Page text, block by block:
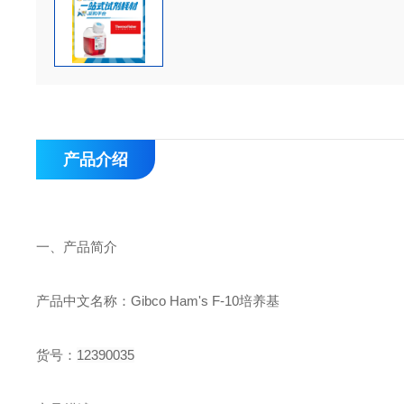
产品介绍
一、 产品简介
产品中文名称：Gibco Ham's F-10培养基
货号： 12390035